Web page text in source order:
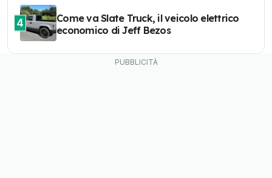
4
Come va Slate Truck, il veicolo elettrico
economico di Jeff Bezos